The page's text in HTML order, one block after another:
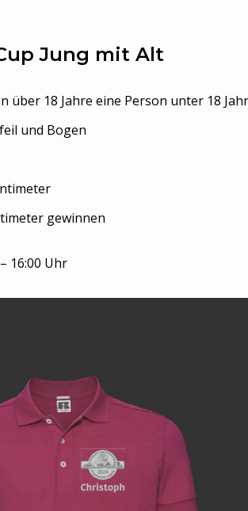
Jung mit Alt
über 18 Jahre eine Person unter 18
und Bogen
gewinnen
16:00 Uhr